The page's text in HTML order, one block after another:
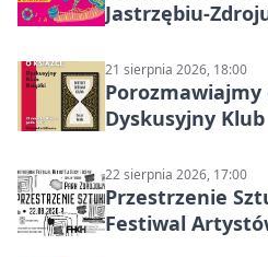
Jastrzębiu-
21 sierpnia 2026, 18:00
Porozmawiajmy
Dyskusyjny
22 sierpnia 2026, 17:00
Przestrzenie
Festiwal